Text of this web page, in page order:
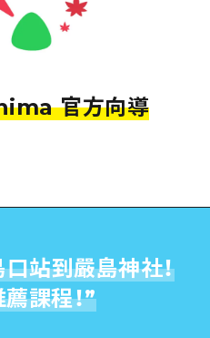
官方向導
站到嚴島神社！
課程！”